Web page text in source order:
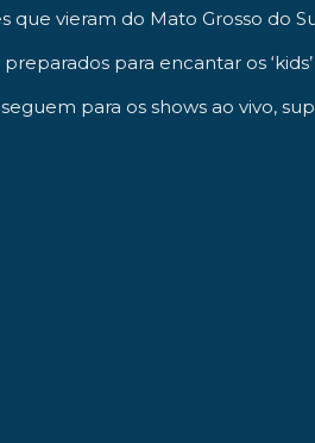
que vieram do Mato Grosso do
para encantar os
para os shows ao vivo,